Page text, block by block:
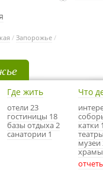
/ Запорожье /
Где жить
отели 23
гостиницы 18
базы отдыха 2
санатории 1
Что
катки 1
музеи
храмы